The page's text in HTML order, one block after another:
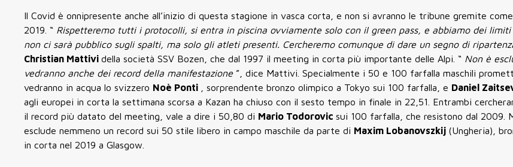
Il Covid è onnipresente anche all’inizio di questa stagione in vasca corta, e non si avranno le tribune gremite
2019. “ Rispetteremo tutti i protocolli, si entra in piscina ovviamente solo con il green pass, e abbiamo dei
non ci sarà pubblico sugli spalti, ma solo gli atleti presenti. Cercheremo comunque di dare un segno di
Christian Mattivi della società SSV Bozen, che dal 1997 il meeting in corta più importante delle Alpi. “ Non è
vedranno anche dei record della manifestazione ”, dice Mattivi. Specialmente i 50 e 100 farfalla maschili
vedranno in acqua lo svizzero Noè Ponti , sorprendente bronzo olimpico a Tokyo sui 100 farfalla, e Daniel
agli europei in corta la settimana scorsa a Kazan ha chiuso con il sesto tempo in finale in 22,51. Entrambi
il record più datato del meeting, vale a dire i 50,80 di Mario Todorovic sui 100 farfalla, che resistono dal 2009.
esclude nemmeno un record sui 50 stile libero in campo maschile da parte di Maxim Lobanovszkij (Ungheria),
in corta nel 2019 a Glasgow.